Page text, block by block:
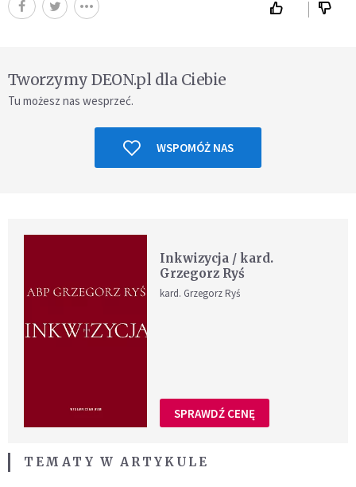
Tworzymy DEON.pl dla Ciebie
Tu możesz nas wesprzeć.
WSPOMÓŻ NAS
Inkwizycja / kard.
Grzegorz Ryś
kard. Grzegorz Ryś
SPRAWDŹ CENĘ
TEMATY W ARTYKULE